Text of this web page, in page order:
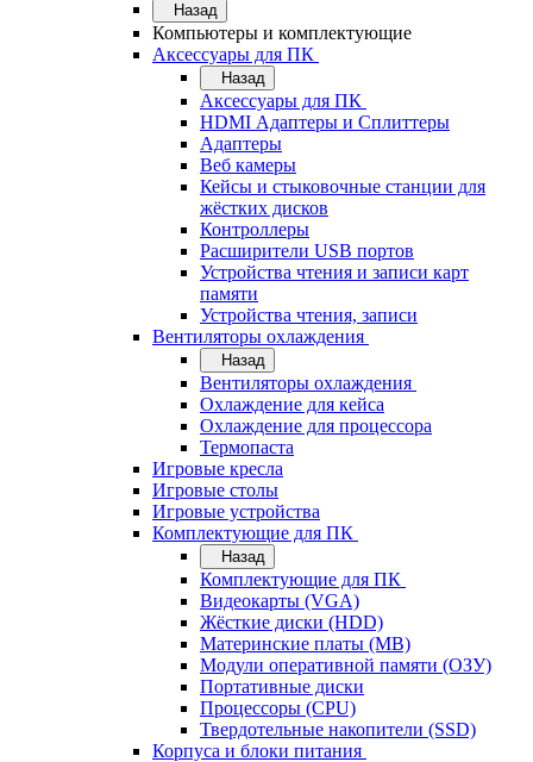
Назад
Компьютеры и комплектующие
Аксессуары для ПК
Назад
Аксессуары для ПК
HDMI Адаптеры и Сплиттеры
Адаптеры
Веб камеры
Кейсы и стыковочные станции для
жёстких дисков
Контроллеры
Расширители USB портов
Устройства чтения и записи карт
памяти
Устройства чтения, записи
Вентиляторы охлаждения
Назад
Вентиляторы охлаждения
Охлаждение для кейса
Охлаждение для процессора
Термопаста
Игровые кресла
Игровые столы
Игровые устройства
Комплектующие для ПК
Назад
Комплектующие для ПК
Видеокарты (VGA)
Жёсткие диски (HDD)
Материнские платы (MB)
Модули оперативной памяти (ОЗУ)
Портативные диски
Процессоры (CPU)
Твердотельные накопители (SSD)
Корпуса и блоки питания